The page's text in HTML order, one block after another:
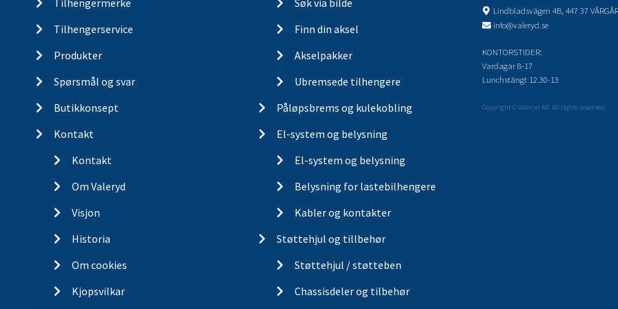
Tilhengermerke
Tilhengerservice
Produkter
Spørsmål og svar
Butikkonsept
Kontakt
Kontakt
Om Valeryd
Visjon
Historia
Om cookies
Kjopsvilkar
Søk via bilde
Finn din aksel
Akselpakker
Ubremsede tilhengere
Påløpsbrems og kulekobling
El-system og belysning
El-system og belysning
Belysning for lastebilhengere
Kabler og kontakter
Støttehjul og tillbehør
Støttehjul / støtteben
Chassisdeler og tilbehør
Lindbladsvägen 4B, 447 37
info@valeryd.se
KONTORSTIDER:
Vardagar 8-17
Lunchstängt 12.30-13
Copyright © Valeryd AB. All rights reserved.